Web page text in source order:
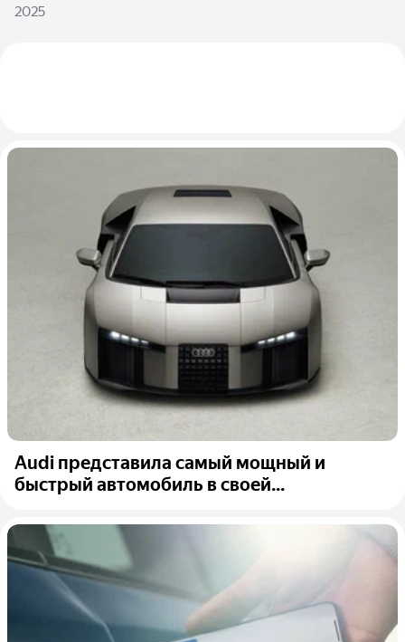
2025
Audi представила самый мощный и
быстрый автомобиль в своей...